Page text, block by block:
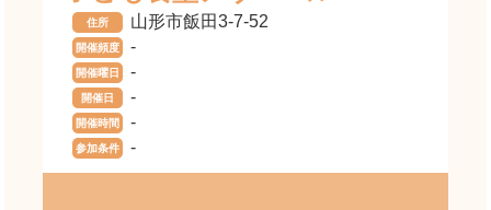
住所 山形市飯田3-7-52
開催頻度 -
開催曜日 -
開催日 -
開催時間 -
参加条件 -